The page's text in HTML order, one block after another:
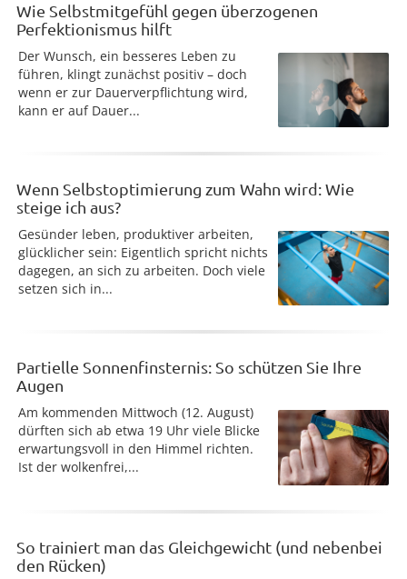
Wie Selbstmitgefühl gegen überzogenen
Perfektionismus hilft
Der Wunsch, ein besseres Leben zu
führen, klingt zunächst positiv – doch
wenn er zur Dauerverpflichtung wird,
kann er auf Dauer...
Wenn Selbstoptimierung zum Wahn wird: Wie
steige ich aus?
Gesünder leben, produktiver arbeiten,
glücklicher sein: Eigentlich spricht nichts
dagegen, an sich zu arbeiten. Doch viele
setzen sich in...
Partielle Sonnenfinsternis: So schützen Sie Ihre
Augen
Am kommenden Mittwoch (12. August)
dürften sich ab etwa 19 Uhr viele Blicke
erwartungsvoll in den Himmel richten.
Ist der wolkenfrei,...
So trainiert man das Gleichgewicht (und nebenbei
den Rücken)